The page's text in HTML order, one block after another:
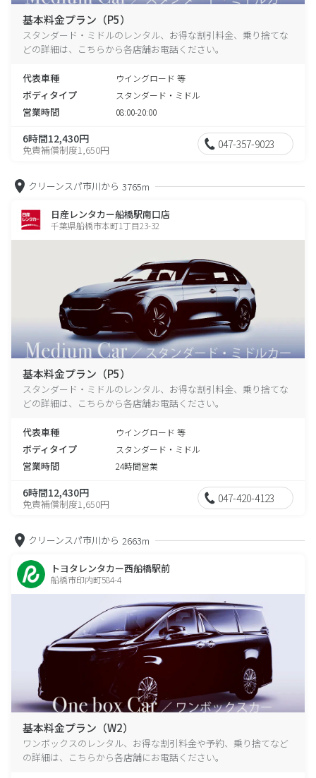
基本料金プラン（P5）
スタンダード・ミドルのレンタル、お得な割引料金、乗り捨てな
どの詳細は、こちらから各店舗お電話ください。
代表車種 ウイングロード 等
ボディタイプ スタンダード・ミドル
営業時間 08:00-20:00
6時間12,430円
免責補償制度1,650円 047-357-9023
クリーンスパ市川から 3765m
日産レンタカー船橋駅南口店
千葉県船橋市本町1丁目23-32
基本料金プラン（P5）
スタンダード・ミドルのレンタル、お得な割引料金、乗り捨てな
どの詳細は、こちらから各店舗お電話ください。
代表車種 ウイングロード 等
ボディタイプ スタンダード・ミドル
営業時間 24時間営業
6時間12,430円
免責補償制度1,650円 047-420-4123
クリーンスパ市川から 2663m
トヨタレンタカー西船橋駅前
船橋市印内町584-4
基本料金プラン（W2）
ワンボックスのレンタル、お得な割引料金や予約、乗り捨てなど
の詳細は、こちらから各店舗にお電話ください。